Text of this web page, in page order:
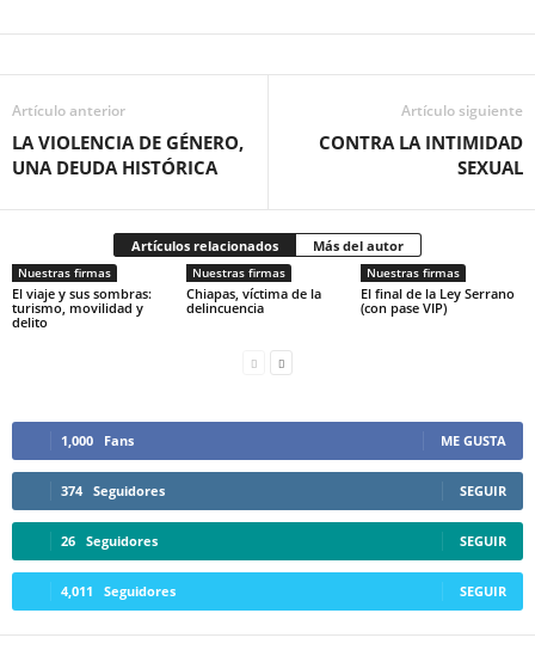
Twitter
Whatsapp
Artículo anterior
LA VIOLENCIA DE GÉNERO,
UNA DEUDA HISTÓRICA
Artículo siguiente
CONTRA LA INTIMIDAD
SEXUAL
Artículos relacionados Más del autor
Nuestras firmas
El viaje y sus sombras:
turismo, movilidad y
delito
Nuestras firmas
Chiapas, víctima de la
delincuencia
Nuestras firmas
El final de la Ley Serrano
(con pase VIP)
1,000 Fans ME GUSTA
374 Seguidores SEGUIR
26 Seguidores SEGUIR
4,011 Seguidores SEGUIR